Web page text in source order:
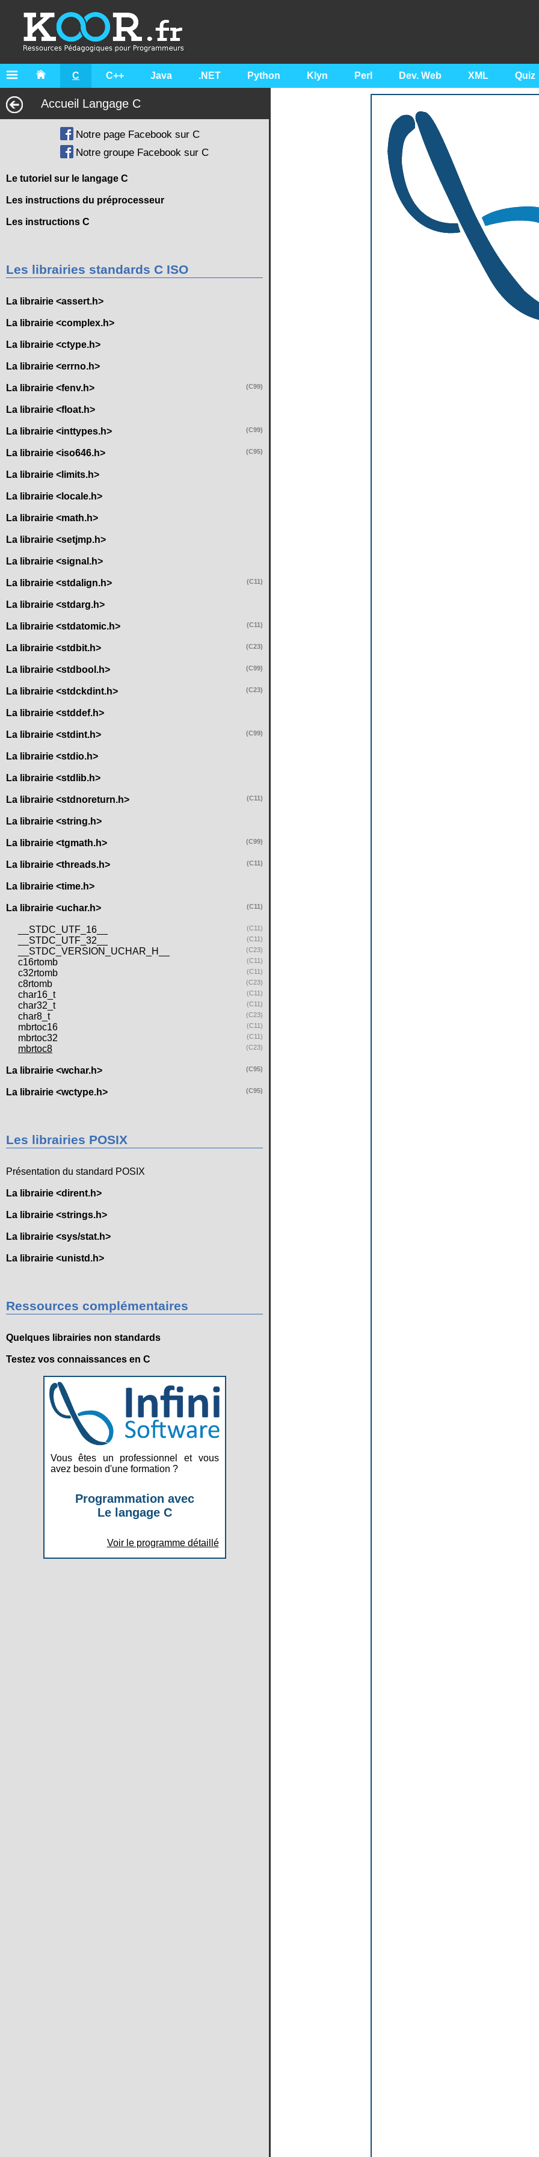
C C++ Java .NET Python Klyn Perl Dev. Web XML Quiz
Accueil Langage C
Notre page Facebook sur C
Notre groupe Facebook sur C
Le tutoriel sur le langage C
Les instructions du préprocesseur
Les instructions C
Les librairies standards C ISO
La librairie <assert.h>
La librairie <complex.h>
La librairie <ctype.h>
La librairie <errno.h>
La librairie <fenv.h> (C99)
La librairie <float.h>
La librairie <inttypes.h> (C99)
La librairie <iso646.h> (C95)
La librairie <limits.h>
La librairie <locale.h>
La librairie <math.h>
La librairie <setjmp.h>
La librairie <signal.h>
La librairie <stdalign.h> (C11)
La librairie <stdarg.h>
La librairie <stdatomic.h> (C11)
La librairie <stdbit.h> (C23)
La librairie <stdbool.h> (C99)
La librairie <stdckdint.h> (C23)
La librairie <stddef.h>
La librairie <stdint.h> (C99)
La librairie <stdio.h>
La librairie <stdlib.h>
La librairie <stdnoreturn.h> (C11)
La librairie <string.h>
La librairie <tgmath.h> (C99)
La librairie <threads.h> (C11)
La librairie <time.h>
La librairie <uchar.h> (C11)
__STDC_UTF_16__ (C11)
__STDC_UTF_32__ (C11)
__STDC_VERSION_UCHAR_H__ (C23)
c16rtomb (C11)
c32rtomb (C11)
c8rtomb (C23)
char16_t (C11)
char32_t (C11)
char8_t (C23)
mbrtoc16 (C11)
mbrtoc32 (C11)
mbrtoc8 (C23)
La librairie <wchar.h> (C95)
La librairie <wctype.h> (C95)
Les librairies POSIX
Présentation du standard POSIX
La librairie <dirent.h>
La librairie <strings.h>
La librairie <sys/stat.h>
La librairie <unistd.h>
Ressources complémentaires
Quelques librairies non standards
Testez vos connaissances en C
Vous êtes un professionnel et vous
avez besoin d'une formation ?
Programmation avec
Le langage C
Voir le programme détaillé